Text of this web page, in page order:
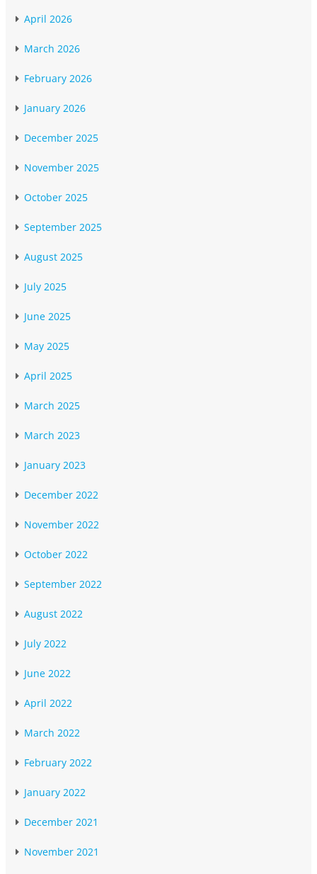
April 2026
March 2026
February 2026
January 2026
December 2025
November 2025
October 2025
September 2025
August 2025
July 2025
June 2025
May 2025
April 2025
March 2025
March 2023
January 2023
December 2022
November 2022
October 2022
September 2022
August 2022
July 2022
June 2022
April 2022
March 2022
February 2022
January 2022
December 2021
November 2021